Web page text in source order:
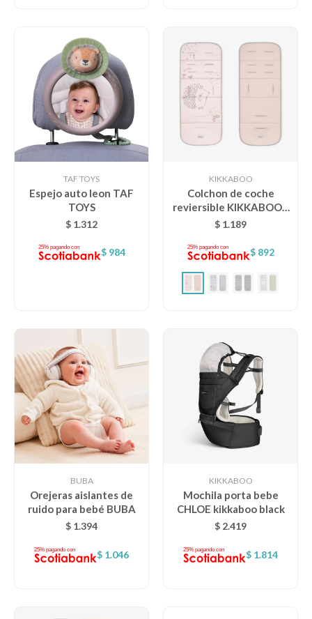
TAF TOYS
Espejo auto leon TAF
TOYS
$ 1.312
$ 984
KIKKABOO
Colchon de coche
reviersible KIKKABOO -
rosa erizo
$ 1.189
$ 892
BUBA
Orejeras aislantes de
ruido para bebé BUBA
$ 1.394
$ 1.046
KIKKABOO
Mochila porta bebe
CHLOE kikkaboo black
$ 2.419
$ 1.814